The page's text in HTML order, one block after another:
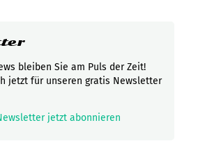
bleiben Sie am Puls der Zeit!
jetzt für unseren gratis Newsletter
jetzt abonnieren